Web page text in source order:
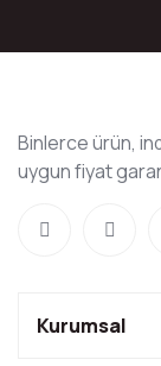
Binlerce ürün,
uygun fiyat
Kurumsal